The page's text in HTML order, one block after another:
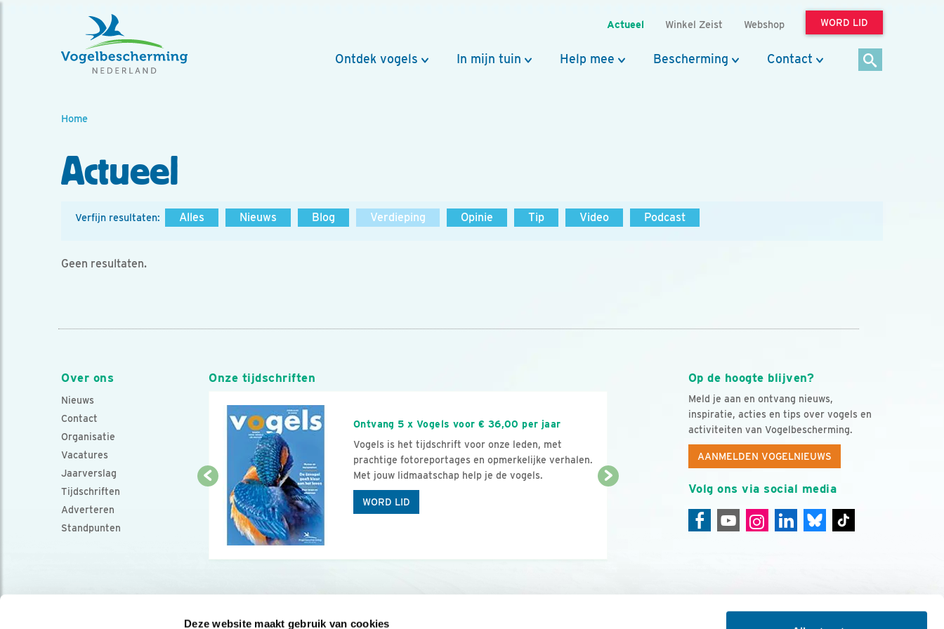
Deze website maakt gebruik van cookies
Actueel Winkel Zeist Webshop WORD LID
Ontdek vogels In mijn tuin Help mee Bescherming Contact
Home
Actueel
Verfijn resultaten: Alles Nieuws Blog Verdieping Opinie Tip Video Podcast
Geen resultaten.
Over ons
Nieuws
Contact
Organisatie
Vacatures
Jaarverslag
Tijdschriften
Adverteren
Standpunten
Op de hoogte blijven?
Meld je aan en ontvang nieuws,
inspiratie, acties en tips over vogels en
activiteiten van Vogelbescherming.
AANMELDEN VOGELNIEUWS
Volg ons via social media
Onze tijdschriften
Ontvang 5 x Vogels voor € 36,00 per jaar
Vogels is het tijdschrift voor onze leden, met
prachtige fotoreportages en opmerkelijke verhalen.
Met jouw lidmaatschap help je de vogels.
WORD LID